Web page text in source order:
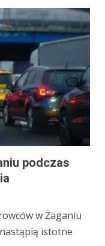
podczas
w Żaganiu
istotne